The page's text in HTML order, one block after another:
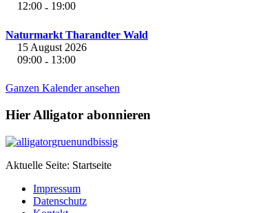
12:00 - 19:00
Naturmarkt Tharandter Wald
15 August 2026
09:00 - 13:00
Ganzen Kalender ansehen
Hier Alligator abonnieren
Aktuelle Seite: Startseite
Impressum
Datenschutz